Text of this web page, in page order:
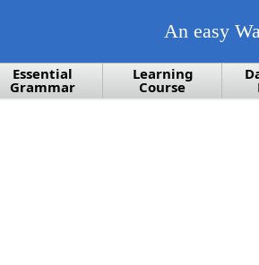
An easy
Essential
Grammar
Learning
Course